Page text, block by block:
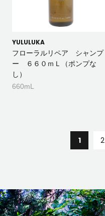
YULULUKA
フローラルリペア シャンプ
ー ６６０ｍＬ（ポンプな
し）
660mL
1 2